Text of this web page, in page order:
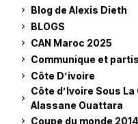
Blog de Alexis Dieth
BLOGS
CAN Maroc 2025
Communique et
Côte D’ivoire
Côte d’Ivoire Sous
Alassane Ouattara
Coupe du monde 2014